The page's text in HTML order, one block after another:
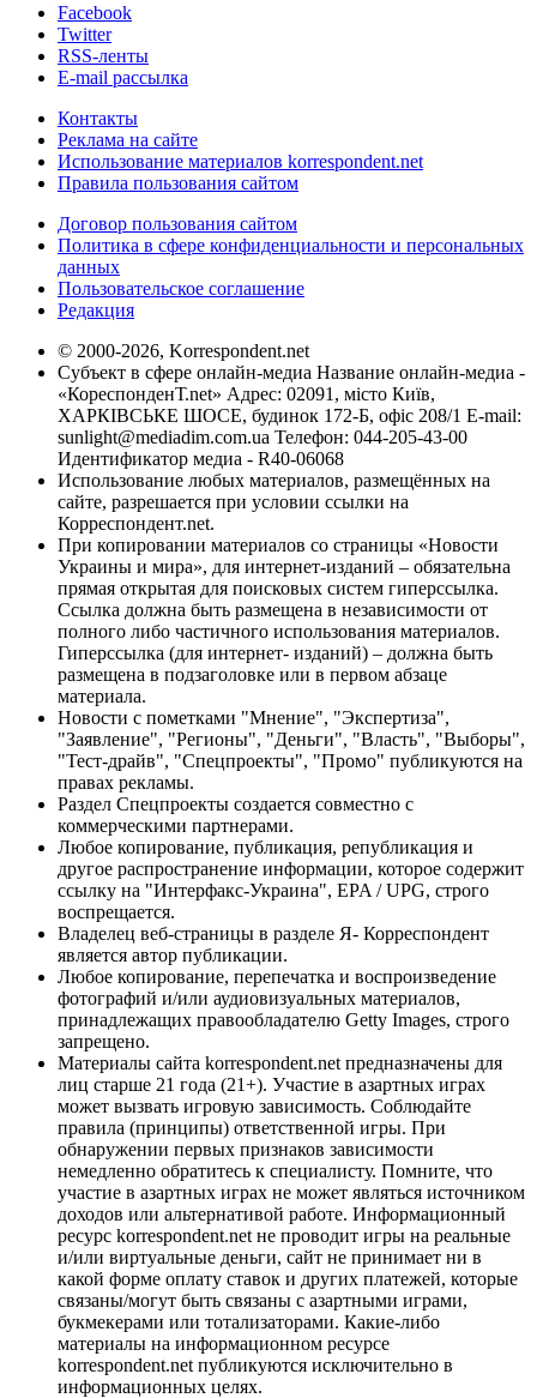
Facebook
Twitter
RSS-ленты
E-mail рассылка
Контакты
Реклама на сайте
Использование материалов korrespondent.net
Правила пользования сайтом
Договор пользования сайтом
Политика в сфере конфиденциальности и персональных
данных
Пользовательское соглашение
Редакция
© 2000-2026, Korrespondent.net
Субъект в сфере онлайн-медиа Название онлайн-медиа -
«КореспонденТ.net» Адрес: 02091, місто Київ,
ХАРКІВСЬКЕ ШОСЕ, будинок 172-Б, офіс 208/1 E-mail:
sunlight@mediadim.com.ua Телефон: 044-205-43-00
Идентификатор медиа - R40-06068
Использование любых материалов, размещённых на
сайте, разрешается при условии ссылки на
Корреспондент.net.
При копировании материалов со страницы «Новости
Украины и мира», для интернет-изданий – обязательна
прямая открытая для поисковых систем гиперссылка.
Ссылка должна быть размещена в независимости от
полного либо частичного использования материалов.
Гиперссылка (для интернет- изданий) – должна быть
размещена в подзаголовке или в первом абзаце
материала.
Новости с пометками "Мнение", "Экспертиза",
"Заявление", "Регионы", "Деньги", "Власть", "Выборы",
"Тест-драйв", "Спецпроекты", "Промо" публикуются на
правах рекламы.
Раздел Спецпроекты создается совместно с
коммерческими партнерами.
Любое копирование, публикация, републикация и
другое распространение информации, которое содержит
ссылку на "Интерфакс-Украина", EPA / UPG, строго
воспрещается.
Владелец веб-страницы в разделе Я- Корреспондент
является автор публикации.
Любое копирование, перепечатка и воспроизведение
фотографий и/или аудиовизуальных материалов,
принадлежащих правообладателю Getty Images, строго
запрещено.
Материалы сайта korrespondent.net предназначены для
лиц старше 21 года (21+). Участие в азартных играх
может вызвать игровую зависимость. Соблюдайте
правила (принципы) ответственной игры. При
обнаружении первых признаков зависимости
немедленно обратитесь к специалисту. Помните, что
участие в азартных играх не может являться источником
доходов или альтернативой работе. Информационный
ресурс korrespondent.net не проводит игры на реальные
и/или виртуальные деньги, сайт не принимает ни в
какой форме оплату ставок и других платежей, которые
связаны/могут быть связаны с азартными играми,
букмекерами или тотализаторами. Какие-либо
материалы на информационном ресурсе
korrespondent.net публикуются исключительно в
информационных целях.